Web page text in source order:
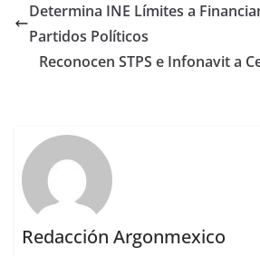
Determina INE Límites a
Partidos Políticos
Reconocen STPS e Infonavit a
Redacción Argonmexico